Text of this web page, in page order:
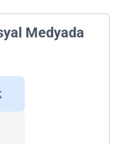
Medyada